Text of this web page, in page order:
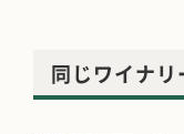
同じワイナリ